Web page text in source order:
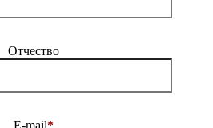
Отчество
E-mail*